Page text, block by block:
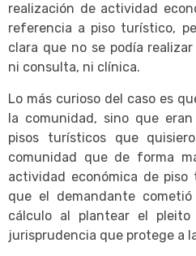
realización de actividad
referencia a piso turístico,
clara que no se podía
ni consulta, ni clínica.
Lo más curioso del caso es
la comunidad, sino que
pisos turísticos que
comunidad que de forma
actividad económica de piso
que el demandante
cálculo al plantear el
jurisprudencia que protege a